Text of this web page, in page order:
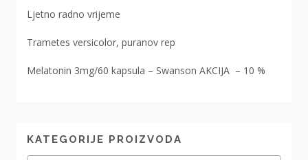
Ljetno radno vrijeme
Trametes versicolor, puranov rep
Melatonin 3mg/60 kapsula – Swanson AKCIJA – 10 %
KATEGORIJE PROIZVODA